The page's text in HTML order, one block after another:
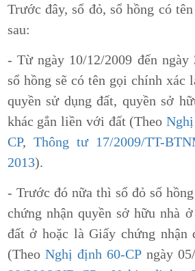
Trước đây, sổ đỏ, sổ hồng có
sau:
- Từ ngày 10/12/2009 đến ngày
sổ hồng sẽ có tên gọi chính xác
quyền sử dụng đất, quyền sở
khác gắn liền với đất (Theo
CP, Thông tư 17/2009/TT-
2013).
- Trước đó nữa thì sổ đỏ sổ
chứng nhận quyền sở hữu nhà
đất ở hoặc là Giấy chứng nhận
(Theo Nghị định 60-CPngày